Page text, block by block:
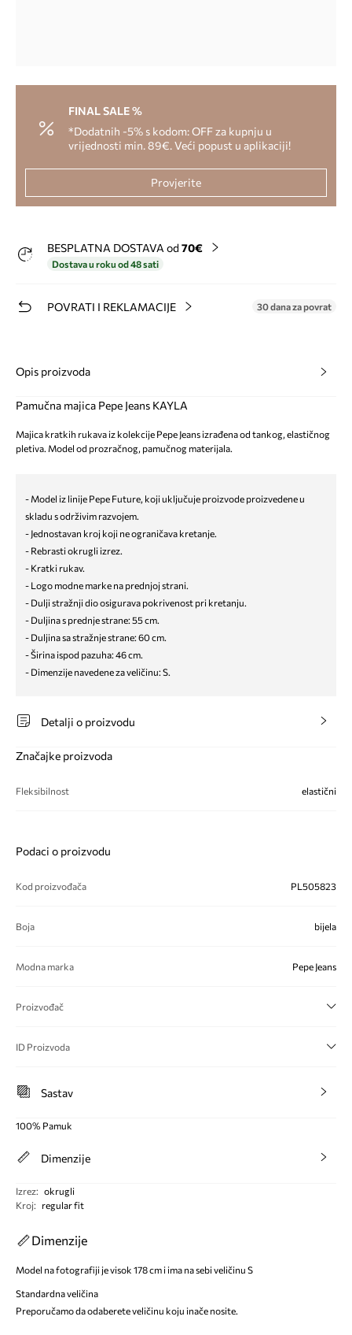
FINAL SALE %
*Dodatnih -5% s kodom: OFF za kupnju u
vrijednosti min. 89€. Veći popust u aplikaciji!
Provjerite
BESPLATNA DOSTAVA od 70€
Dostava u roku od 48 sati
POVRATI I REKLAMACIJE 30 dana za povrat
Opis proizvoda
Pamučna majica Pepe Jeans KAYLA
Majica kratkih rukava iz kolekcije Pepe Jeans izrađena od tankog, elastičnog
pletiva. Model od prozračnog, pamučnog materijala.
- Model iz linije Pepe Future, koji uključuje proizvode proizvedene u
skladu s održivim razvojem.
- Jednostavan kroj koji ne ograničava kretanje.
- Rebrasti okrugli izrez.
- Kratki rukav.
- Logo modne marke na prednjoj strani.
- Dulji stražnji dio osigurava pokrivenost pri kretanju.
- Duljina s prednje strane: 55 cm.
- Duljina sa stražnje strane: 60 cm.
- Širina ispod pazuha: 46 cm.
- Dimenzije navedene za veličinu: S.
Detalji o proizvodu
Značajke proizvoda
Fleksibilnost elastični
Podaci o proizvodu
Kod proizvođača PL505823
Boja bijela
Modna marka Pepe Jeans
Proizvođač
ID Proizvoda
Sastav
100% Pamuk
Dimenzije
Izrez: okrugli
Kroj: regular fit
Dimenzije
Model na fotografiji je visok 178 cm i ima na sebi veličinu S
Standardna veličina
Preporučamo da odaberete veličinu koju inače nosite.